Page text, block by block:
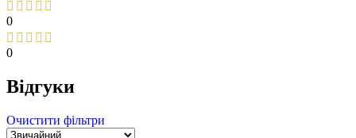
0
0
Відгуки
Очистити фільтри